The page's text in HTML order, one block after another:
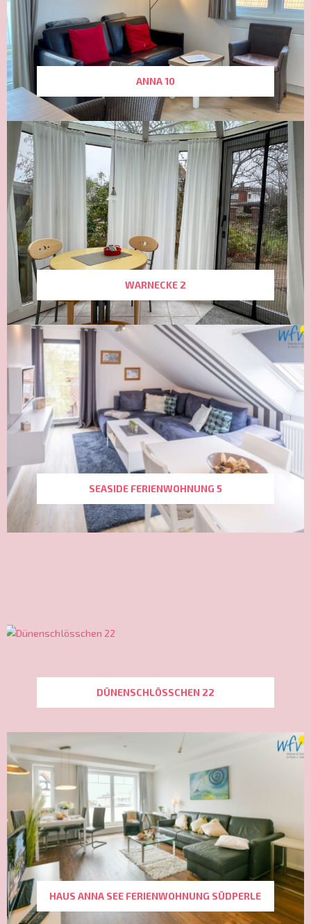
ANNA 10
WARNECKE 2
SEASIDE FERIENWOHNUNG 5
DÜNENSCHLÖSSCHEN 22
HAUS ANNA SEE FERIENWOHNUNG SÜDPERLE